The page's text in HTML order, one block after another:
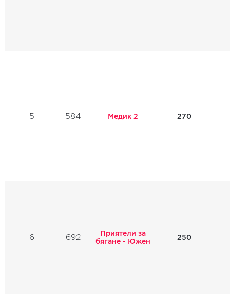
5 584 Медик 2 270
6 692
Приятели за
бягане - Южен
250